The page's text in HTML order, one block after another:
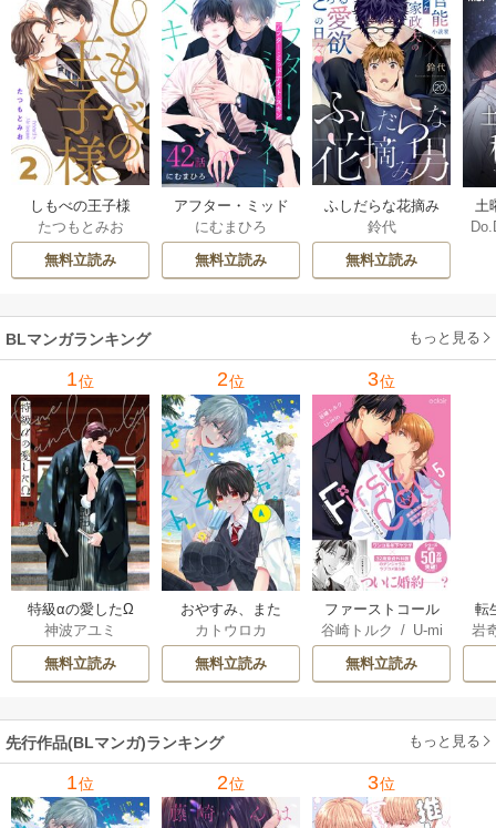
しもべの王子様
【描き下ろしおま
け付き特装版】 2巻
たつもとみお
無料立読み
アフター・ミッド
ナイト・スキン
［ばら売り］ 42巻
にむまひろ
無料立読み
ふしだらな花摘み
男 20巻
鈴代
無料立読み
土
上
BLマンガランキング もっと見る
1位
特級αの愛したΩ
神波アユミ
無料立読み
2位
おやすみ、また
ね。ましろくん。
【電子限定漫画付
き】
カトウロカ
無料立読み
3位
ファーストコール
～童貞外科医、年
下ヤクザの嫁にさ
れそうです！～
ア限定描き下ろし
谷崎トルク / U-mi
n
無料立読み
転
な
岩
先行作品(BLマンガ)ランキング もっと見る
1位 2位 3位